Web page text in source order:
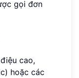
gọi đơn
cao,
hoặc các